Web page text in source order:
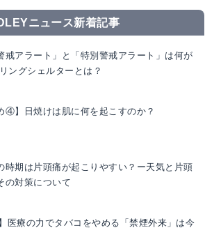
ニュース新着記事
戒アラート」と「特別警戒アラート」は何が
ングシェルターとは？
④】日焼けは肌に何を起こすのか？
時期は片頭痛が起こりやすい？ー天気と片頭
の対策について
医療の力でタバコをやめる「禁煙外来」は今